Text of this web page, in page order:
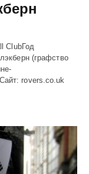
ClubГод
(графство
rovers.co.uk